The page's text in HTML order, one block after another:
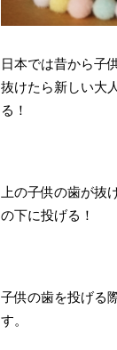
日本では昔から子
抜けたら新しい大
る！
上の子供の歯が抜
の下に投げる！
子供の歯を投げる
す。